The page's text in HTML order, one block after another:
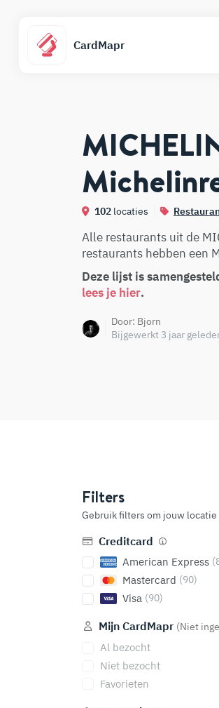
CardMapr
102 locaties
Alle restaurants uit de
restaurants hebben een
Deze lijst is
lees je hier.
Door: Bjorn
Bijgewerkt 3 jaar
Filters
Gebruik filters om jouw locatie
Creditcard
American Express
Mastercard (90)
Visa (90)
Mijn CardMapr (Niet
Al bezocht
Niet bezocht
Favorieten